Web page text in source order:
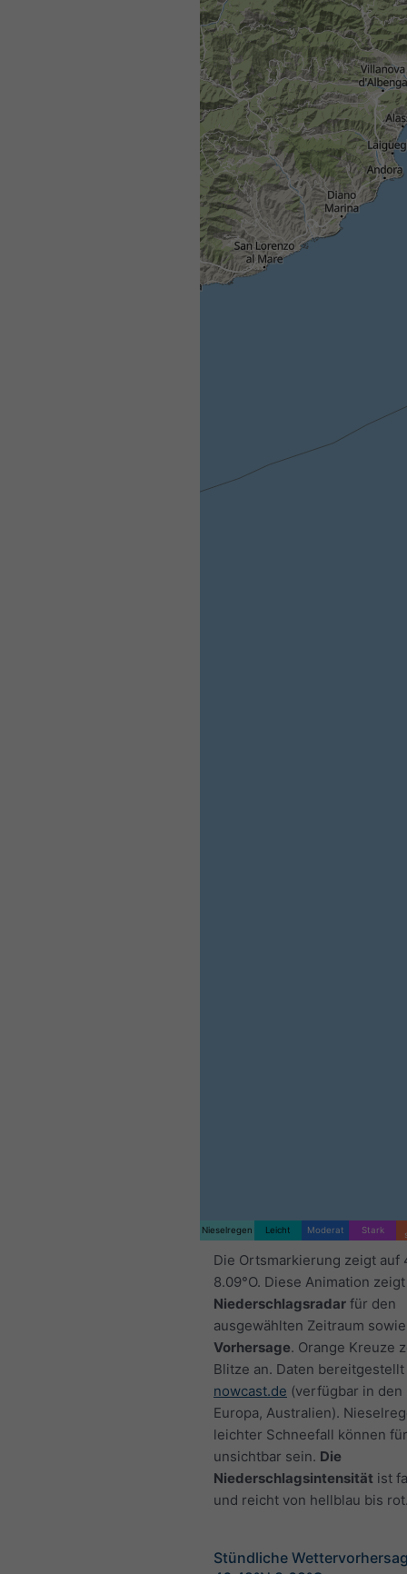
Nieselregen Leicht Moderat Stark
Die Ortsmarkierung zeigt auf
8.09°O. Diese Animation
Niederschlagsradar für den
ausgewählten Zeitraum
Vorhersage. Orange Kreuze
Blitze an. Daten
nowcast.de (verfügbar in den
Europa, Australien).
leichter Schneefall können
unsichtbar sein. Die
Niederschlagsintensität ist
und reicht von hellblau bis
Stündliche